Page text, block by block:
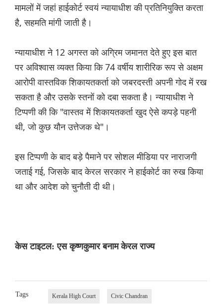
मामलों में जहां हाईकोर्ट स्वयं न्यायाधीश की प्रतिनियुक्ति करता
है, सहमति मांगी जाती है।
न्यायाधीश ने 12 अगस्त को अग्रिम जमानत देते हुए इस बात
पर अविश्वास व्यक्त किया कि 74 वर्षीय शारीरिक रूप से अक्षम
आरोपी वास्तविक शिकायतकर्ता को जबरदस्ती अपनी गोद में रख
सकता है और उसके स्तनों को दबा सकता है। न्यायाधीश ने
टिप्पणी की कि "वास्तव में शिकायतकर्ता खुद ऐसे कपड़े पहनी
थी, जो कुछ यौन उत्तेजक थे"।
इस टिप्पणी के बाद बड़े पैमाने पर सोशल मीडिया पर नाराजगी
जताई गई, जिसके बाद केरल सरकार ने हाईकोर्ट का रुख किया
था और आदेश को चुनौती दी थी।
केस टाइटल: एस कृष्णकुमार बनाम केरल राज्य
Tags Kerala High Court Civic Chandran